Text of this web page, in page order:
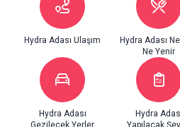
Hydra Adası Ulaşım
Hydra Adası
Ne Yenir
Hydra Adası
Hydra